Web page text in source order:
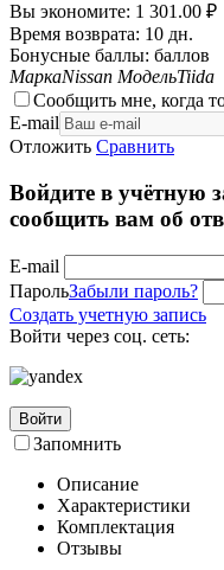
Вы экономите: 1 301.00 ₽
Время возврата: 10 дн.
Бонусные баллы: баллов
МаркаNissan МодельTiida
Сообщить мне, когда
E-mail
Отложить Сравнить
Войдите в учётную
сообщить вам об
E-mail
ПарольЗабыли пароль?
Создать учетную запись
Войти через соц. сеть:
Войти
Запомнить
Описание
Характеристики
Комплектация
Отзывы